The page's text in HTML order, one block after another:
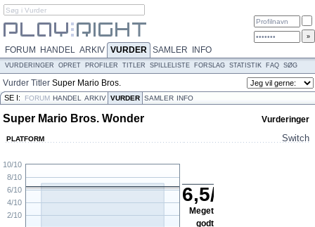
FORUM HANDEL ARKIV VURDER SAMLER INFO
VURDERINGER OPRET PROFILER TITLER SPILLELISTE FORSLAG STATISTIK FAQ SØG
Vurder Titler Super Mario Bros.
Wonder
SE I: FORUM HANDEL ARKIV VURDER SAMLER INFO
Super Mario Bros. Wonder Vurderinger
PLATFORM Switch
2/10
4/10
6/10
8/10
10/10
6,5/
Meget
godt